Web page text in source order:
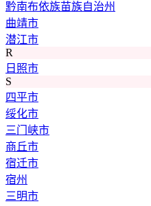
黔南布依族苗族自治州
曲靖市
潜江市
R
日照市
S
四平市
绥化市
三门峡市
商丘市
宿迁市
宿州
三明市